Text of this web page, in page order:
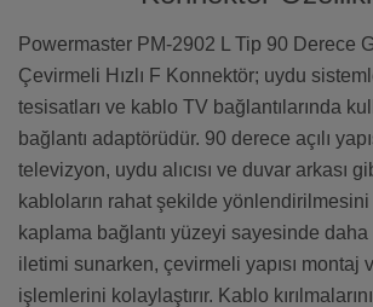
Powermaster PM-2902 L Tip 90 Derece
Çevirmeli Hızlı F Konnektör; uydu
tesisatları ve kablo TV bağlantılarında
bağlantı adaptörüdür. 90 derece açılı
televizyon, uydu alıcısı ve duvar arkası
kabloların rahat şekilde yönlendirilmesini
kaplama bağlantı yüzeyi sayesinde daha
iletimi sunarken, çevirmeli yapısı montaj
işlemlerini kolaylaştırır. Kablo